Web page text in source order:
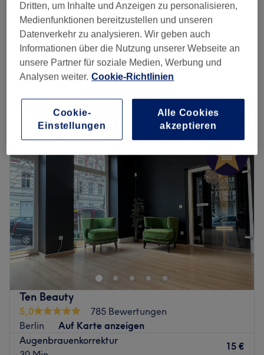
The Bathroom Cosmetic Boutique
4,9
679 Bewertungen
Mitte, Berlin
Auf Karte anzeigen
Augenbrauenkorrektur
20 Min.
Schnellansicht Saloninfos
Montag 09:30–20:30
Dienstag
09:30–21:00
Donnerstag
– 21:00
Freitag
09:30–20:00
Samstag
09:30–
19:00
Sonntag
Geschlossen
Bei The Bathroom Cosmetic Boutique in Berlin-Mitte
findest du ausschließlich hochwertige Kosmetik, wie zum
Beispiel penibel ausgesuchte Nischenmarken, die bisher
nur Insidern bekannt waren und professionell
zusammengestellte Pflegelinien von weltweit vertretenen
Brands. Neben Wellness-Behandlungen, die auf deine
Haut abgestimmt sind, gibt es hier auch alles, was dein
Badezimmer zu einem Wohlfühlort macht im Angebot und
du kannst während deiner Hautbehandlung
Ten Beauty
5,0
785 Bewertungen
Berlin
Auf Karte anzeigen
Augenbrauenkorrektur
15 €
Dritten, um Inhalte und Anzeigen zu personalisieren,
Medienfunktionen bereitzustellen und unseren
Datenverkehr zu analysieren. Wir geben auch
Informationen über die Nutzung unserer Webseite an
unsere Partner für soziale Medien, Werbung und
Analysen weiter. Cookie-Richtlinien
Cookie-
Einstellungen
Alle Cookies
akzeptieren